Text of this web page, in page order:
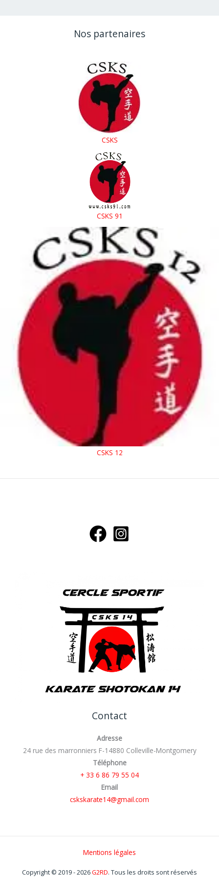
Nos partenaires
CSKS
CSKS 91
CSKS 12
Contact
Adresse
24 rue des marronniers F-14880 Colleville-Montgomery
Téléphone
+ 33 6 86 79 55 04
Email
cskskarate14@gmail.com
Mentions légales
Copyright © 2019 - 2026G2RD. Tous les droits sont réservés